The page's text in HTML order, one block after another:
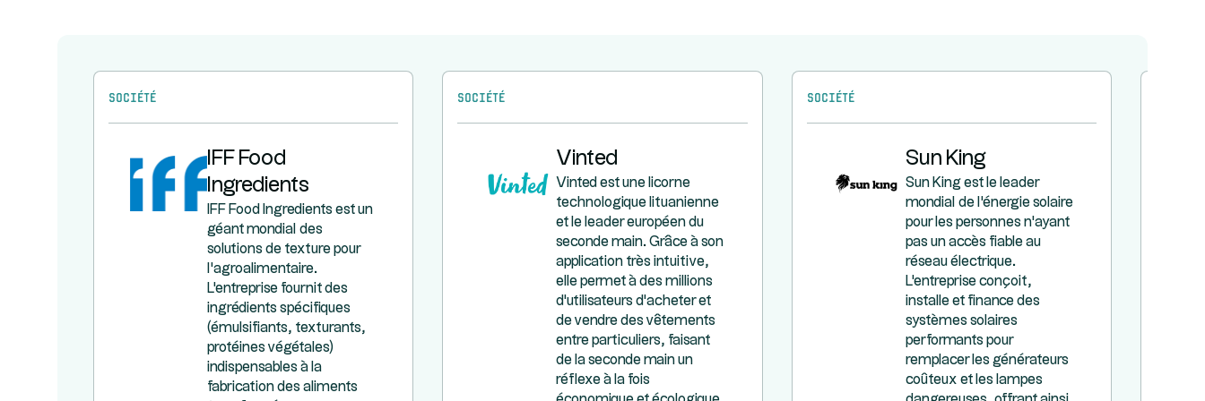
Société
IFF Food
Ingredients
IFF Food Ingredients est un
géant mondial des
solutions de texture pour
l'agroalimentaire.
L'entreprise fournit des
ingrédients spécifiques
(émulsifiants, texturants,
protéines végétales)
indispensables à la
fabrication des aliments
Société
Vinted
Vinted est une licorne
technologique lituanienne
et le leader européen du
seconde main. Grâce à son
application très intuitive,
elle permet à des millions
d'utilisateurs d'acheter et
de vendre des vêtements
entre particuliers, faisant
de la seconde main un
réflexe à la fois
Société
Sun King
Sun King est le leader
mondial de l'énergie solaire
pour les personnes n'ayant
pas un accès fiable au
réseau électrique.
L'entreprise conçoit,
installe et finance des
systèmes solaires
performants pour
remplacer les générateurs
coûteux et les lampes